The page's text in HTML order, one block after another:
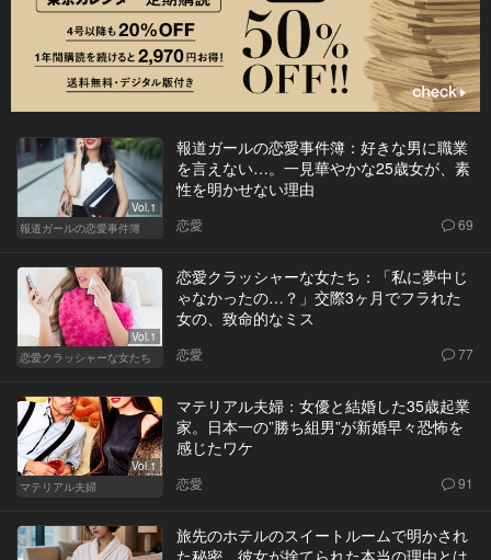
Vol.1
報道ガールの恋愛事件簿
報道ガールの恋愛事件簿：好きな男に職業
を言えない…。一見華やかな25歳女が、素
性を明かせない理由
恋愛 69
Vol.1
恋愛クラッシャーな女たち
恋愛クラッシャーな女たち：「私に夢中じ
ゃなかったの…？」交際3ヶ月でフラれた
女の、致命的なミス
恋愛 77
Vol.1
マテリアル夫婦
マテリアル夫婦：女優と結婚した35歳起業
家。日本一の”勝ち組男”が新婚早々恐怖を
感じたワケ
恋愛 91
旅先のホテルのスイートルームで明かされ
た秘密。彼女が捨てられた本当の理由とは